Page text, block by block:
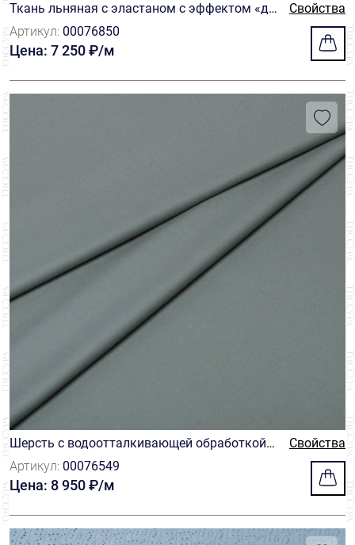
Ткань льняная с эластаном с эффектом «де
лаве»
Свойства
Артикул: 00076850
Цена: 7 250 ₽/м
Шерсть с водоотталкивающей обработкой и
з коллекции Rugby Flannel
Свойства
Артикул: 00076549
Цена: 8 950 ₽/м